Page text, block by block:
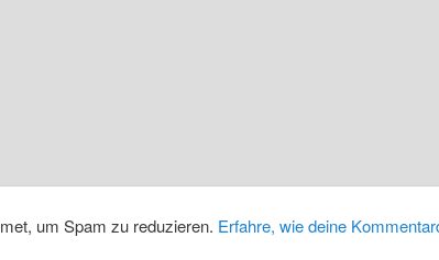
um Spam zu reduzieren. Erfahre, wie deine